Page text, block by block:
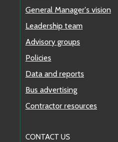
General Manager's vision
Leadership team
Advisory groups
Policies
Data and reports
Bus advertising
Contractor resources
CONTACT US